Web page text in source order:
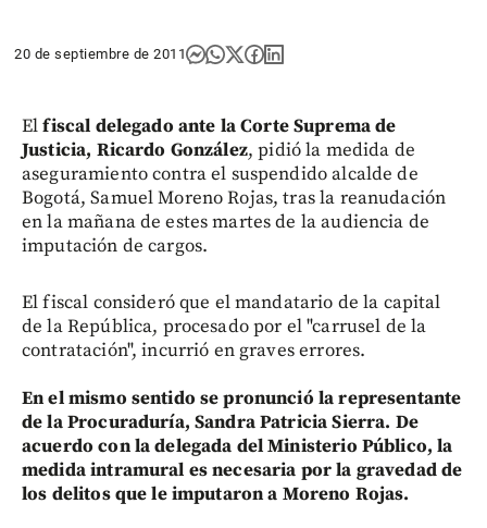
20 de septiembre de 2011
Elfiscal delegado ante la Corte Suprema de
Justicia, Ricardo González, pidió la medida de
aseguramiento contra el suspendido alcalde de
Bogotá, Samuel Moreno Rojas, tras la reanudación
en la mañana de estes martes de la audiencia de
imputación de cargos.
El fiscal consideró que el mandatario de la capital
de la República, procesado por el "carrusel de la
contratación", incurrió en graves errores.
En el mismo sentido se pronunció la representante
de la Procuraduría, Sandra Patricia Sierra. De
acuerdo con la delegada del Ministerio Público, la
medida intramural es necesaria por la gravedad de
los delitos que le imputaron a Moreno Rojas.